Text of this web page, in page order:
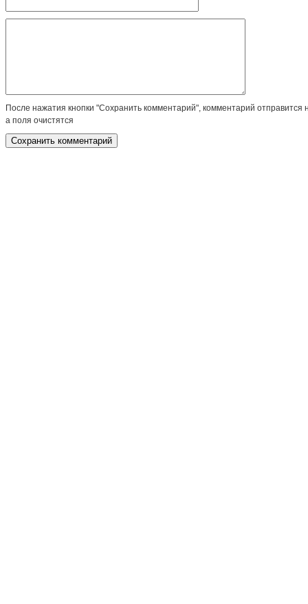
После нажатия кнопки "Сохранить комментарий", комментарий отправится
а поля очистятся